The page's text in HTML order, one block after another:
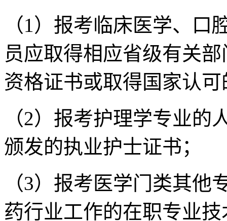
（1）报考临床医学、
员应取得相应省级有关
资格证书或取得国家认
（2）报考护理学专业
颁发的执业护士证书；
（3）报考医学门类其
药行业工作的在职专业